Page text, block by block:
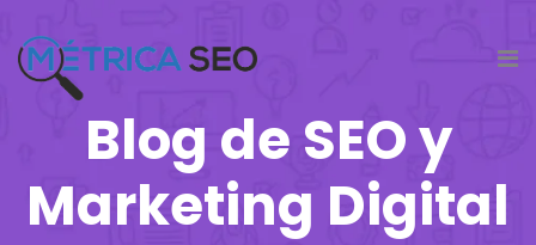
Blog de SEO y
Marketing Digital